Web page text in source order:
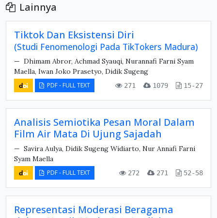
Lainnya
Tiktok Dan Eksistensi Diri
(Studi Fenomenologi Pada TikTokers Madura)
Dhimam Abror, Achmad Syauqi, Nurannafi Farni Syam
Maella, Iwan Joko Prasetyo, Didik Sugeng
PDF - FULL TEXT 271 1079 15-27
Analisis Semiotika Pesan Moral Dalam
Film Air Mata Di Ujung Sajadah
Savira Aulya, Didik Sugeng Widiarto, Nur Annafi Farni
Syam Maella
PDF - FULL TEXT 272 271 52-58
Representasi Moderasi Beragama